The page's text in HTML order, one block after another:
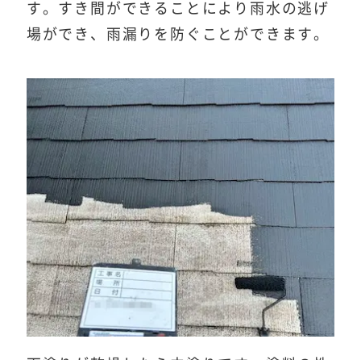
す。すき間ができることにより雨水の逃げ
場ができ、雨漏りを防ぐことができます。